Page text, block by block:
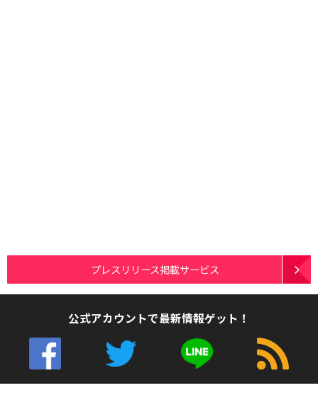
プレスリリース掲載サービス
公式アカウントで最新情報ゲット！